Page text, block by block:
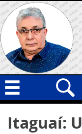
Skip
to
content
Geral
por:
Itaguaí: